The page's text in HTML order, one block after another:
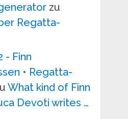
zu
Regatta-
- Finn
• Regatta-
What kind of Finn
Devoti writes …